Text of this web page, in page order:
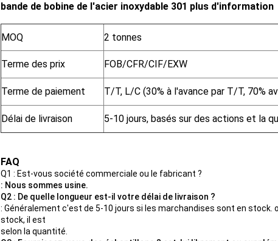
bande de bobine de l'acier inoxydable 301 plus d'information
MOQ 2 tonnes
Terme des prix FOB/CFR/CIF/EXW
Terme de paiement T/T, L/C (30% à l'avance par T/T, 70%
Délai de livraison 5-10 jours, basés sur des actions et la
FAQ
Q1 : Est-vous société commerciale ou le fabricant ?
: Nous sommes usine.
Q2 : De quelle longueur est-il votre délai de livraison ?
: Généralement c'est de 5-10 jours si les marchandises sont en
stock, il est
selon la quantité.